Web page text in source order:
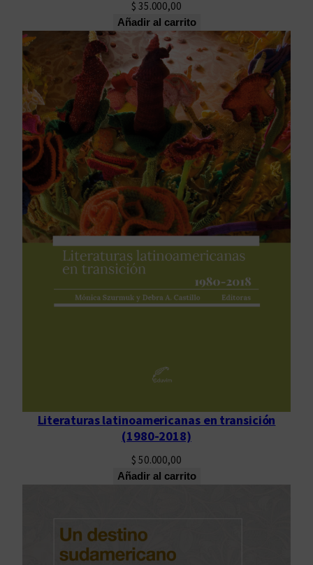
$ 35.000,00
Añadir al carrito
Literaturas latinoamericanas en transición
(1980-2018)
$ 50.000,00
Añadir al carrito